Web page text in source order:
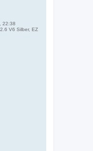
22:38
V6 Silber, EZ